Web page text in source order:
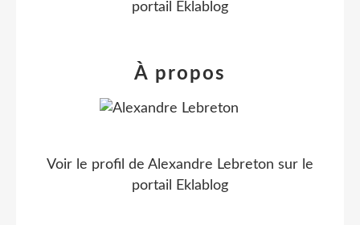
portail Eklablog
À propos
Voir le profil de Alexandre Lebreton sur le
portail Eklablog